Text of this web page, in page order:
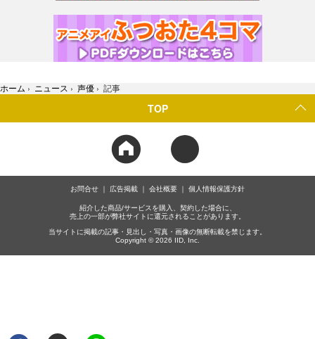
ホーム › ニュース › 声優 › 記事
TOP
お問合せ 広告掲載 会社概要 個人情報保護方針
紹介した商品/サービスを購入、契約した場合に、
売上の一部が弊社サイトに還元されることがあります。
当サイトに掲載の記事・見出し・写真・画像の無断転載を禁じます。
Copyright © 2026 IID, Inc.